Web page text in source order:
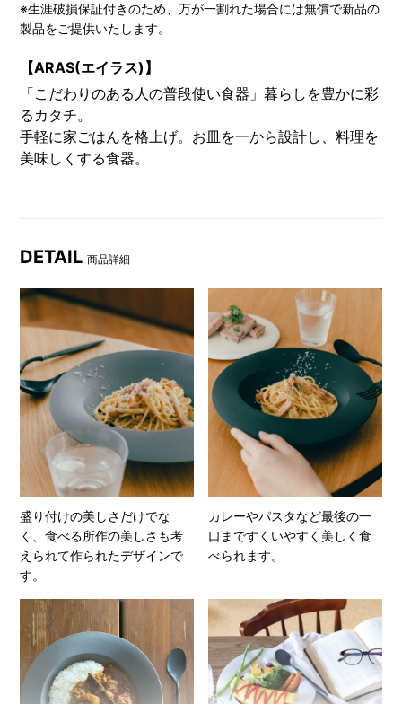
※生涯破損保証付きのため、万が一割れた場合には無償で新品の
製品をご提供いたします。
【ARAS(エイラス)】
「こだわりのある人の普段使い食器」暮らしを豊かに彩
るカタチ。
手軽に家ごはんを格上げ。お皿を一から設計し、料理を
美味しくする食器。
DETAIL商品詳細
盛り付けの美しさだけでな
く、食べる所作の美しさも考
えられて作られたデザインで
す。
カレーやパスタなど最後の一
口まですくいやすく美しく食
べられます。